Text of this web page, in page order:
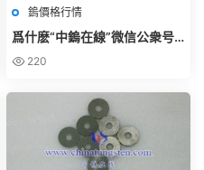
鎢價格行情
爲什麽“中鎢在線”微信公衆号
被公認是權威和公允的？
220